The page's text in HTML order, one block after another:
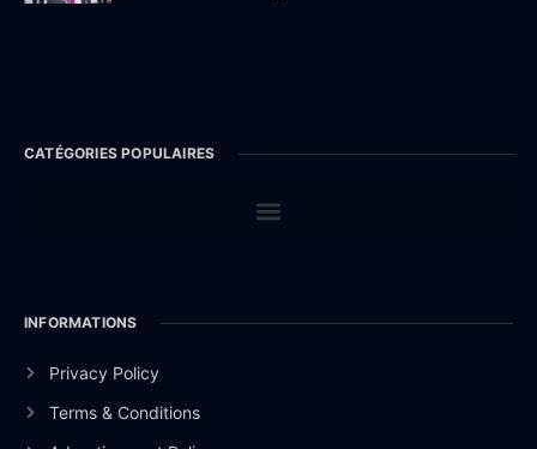
CATÉGORIES POPULAIRES
INFORMATIONS
Privacy Policy
Terms & Conditions